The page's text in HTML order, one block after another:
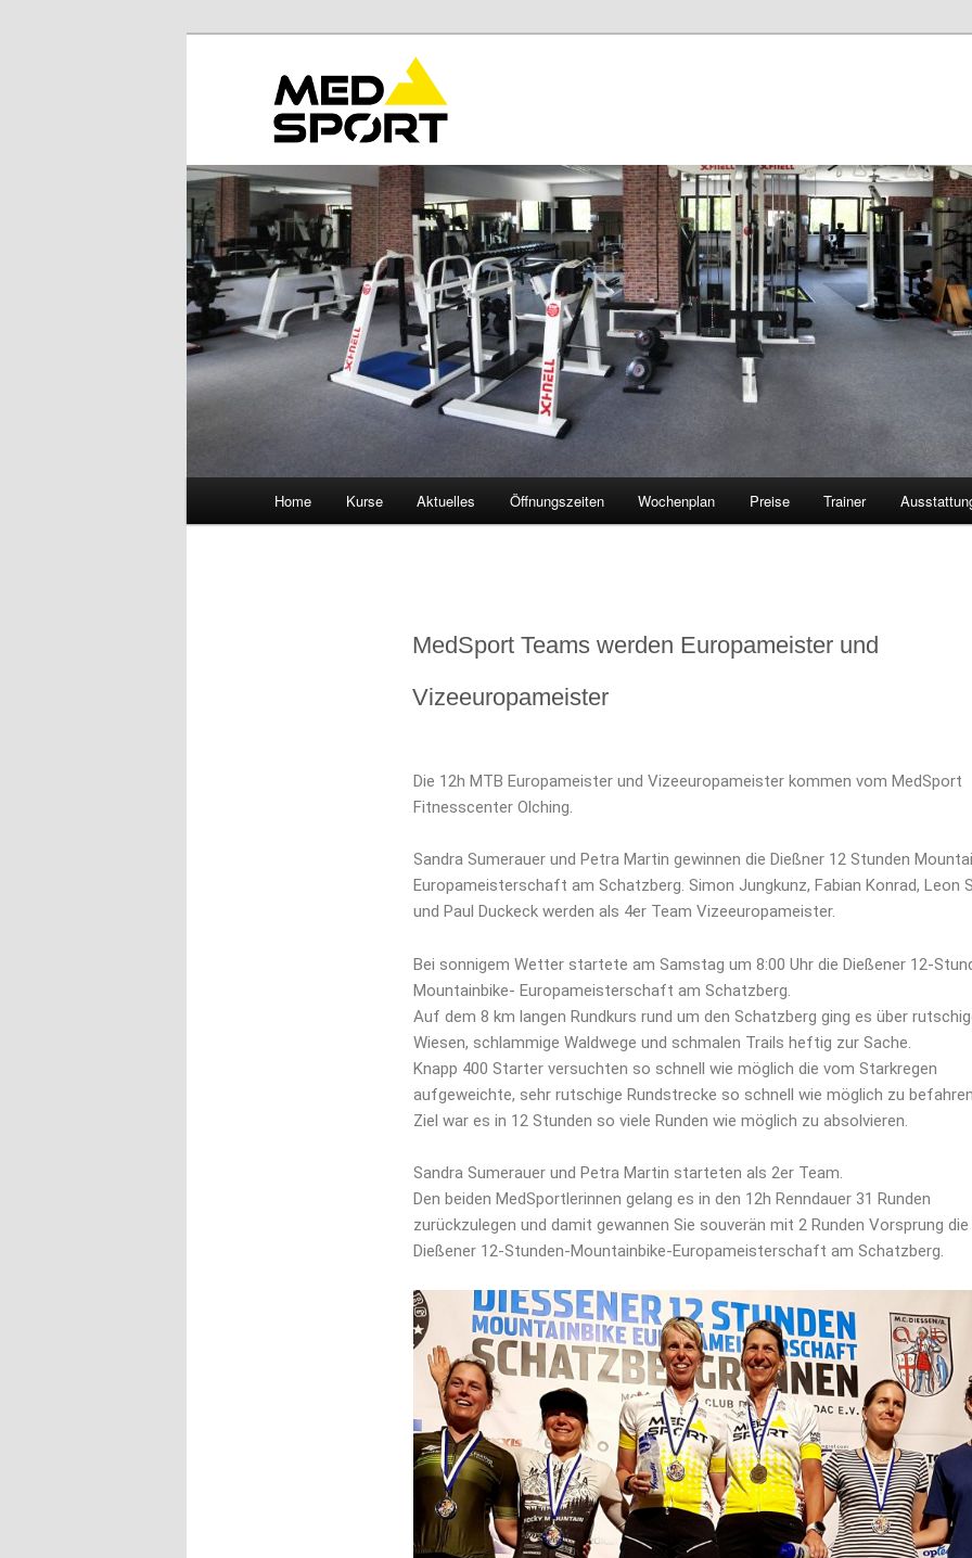
Zum
Home Kurse Aktuelles Öffnungszeiten Wochenplan Preise Trainer
MedSport Teams werden Europameister und
Vizeeuropameister
Die 12h MTB Europameister und Vizeeuropameister kommen vom MedSport
Fitnesscenter Olching.
Sandra Sumerauer und Petra Martin gewinnen die Dießner 12 Stunden
Europameisterschaft am Schatzberg. Simon Jungkunz, Fabian Konrad, Leon
und Paul Duckeck werden als 4er Team Vizeeuropameister.
Bei sonnigem Wetter startete am Samstag um 8:00 Uhr die Dießener 12-
Mountainbike- Europameisterschaft am Schatzberg.
Auf dem 8 km langen Rundkurs rund um den Schatzberg ging es über
Wiesen, schlammige Waldwege und schmalen Trails heftig zur Sache.
Knapp 400 Starter versuchten so schnell wie möglich die vom Starkregen
aufgeweichte, sehr rutschige Rundstrecke so schnell wie möglich zu
Ziel war es in 12 Stunden so viele Runden wie möglich zu absolvieren.
Sandra Sumerauer und Petra Martin starteten als 2er Team.
Den beiden MedSportlerinnen gelang es in den 12h Renndauer 31 Runden
zurückzulegen und damit gewannen Sie souverän mit 2 Runden Vorsprung die
Dießener 12-Stunden-Mountainbike-Europameisterschaft am Schatzberg.